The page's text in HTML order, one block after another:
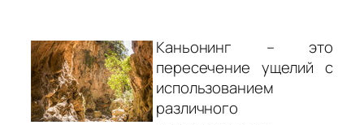
Каньонинг – это
пересечение ущелий с
использованием
различного